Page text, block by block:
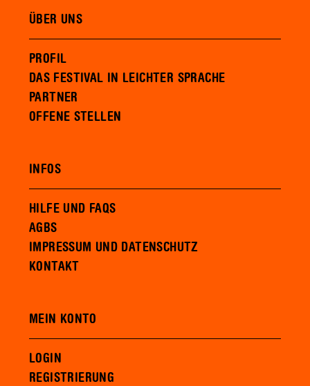
ÜBER UNS
PROFIL
DAS FESTIVAL IN LEICHTER SPRACHE
PARTNER
OFFENE STELLEN
INFOS
HILFE UND FAQS
AGBS
IMPRESSUM UND DATENSCHUTZ
KONTAKT
MEIN KONTO
LOGIN
REGISTRIERUNG